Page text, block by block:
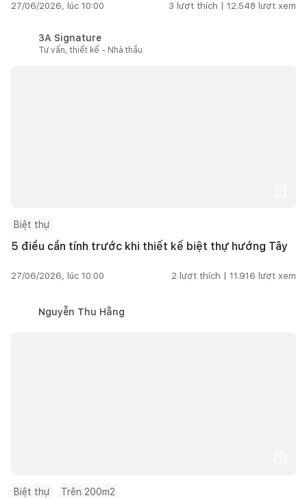
27/06/2026, lúc 10:00 3 lượt thích | 12.548 lượt xem
3A Signature
Tư vấn, thiết kế - Nhà thầu
Biệt thự
5 điều cần tính trước khi thiết kế biệt thự hướng Tây
27/06/2026, lúc 10:00 2 lượt thích | 11.916 lượt xem
Nguyễn Thu Hằng
Biệt thự Trên 200m2